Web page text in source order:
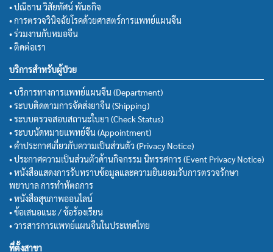
• ปณิธาน วิสัยทัศน์ พันธกิจ
• การตรวจวินิจฉัยโรคด้วยศาสตร์การแพทย์แผนจีน
• ร่วมงานกับหมอจีน
• ติดต่อเรา
บริการสำหรับผู้ป่วย
• บริการทางการแพทย์แผนจีน (Department)
• ระบบติดตามการจัดส่งยาจีน (Shipping)
• ระบบตรวจสอบสถานะใบยา (Check Status)
• ระบบนัดหมายแพทย์จีน (Appointment)
• คำประกาศเกี่ยวกับความเป็นส่วนตัว (Privacy Notice)
• ประกาศความเป็นส่วนตัวด้านกิจกรรม นิทรรศการ (Event Privacy Notice)
• หนังสือแสดงการรับทราบข้อมูลและความยินยอมรับการตรวจรักษา
พยาบาล การทำหัตถการ
• หนังสือสุขภาพออนไลน์
• ข้อเสนอแนะ / ข้อร้องเรียน
• วารสารการแพทย์แผนจีนในประเทศไทย
ที่ตั้งสาขา